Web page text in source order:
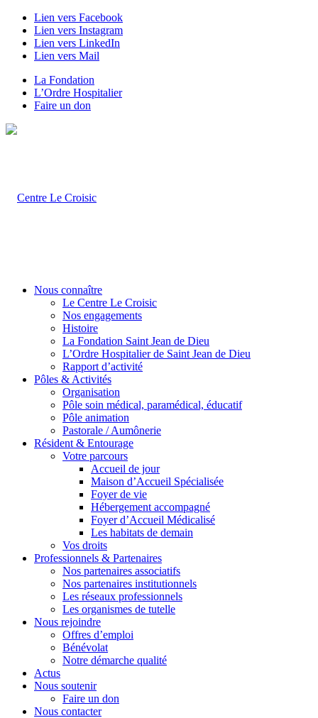
Lien vers Facebook
Lien vers Instagram
Lien vers LinkedIn
Lien vers Mail
La Fondation
L’Ordre Hospitalier
Faire un don
Nous connaître
Le Centre Le Croisic
Nos engagements
Histoire
La Fondation Saint Jean de Dieu
L’Ordre Hospitalier de Saint Jean de Dieu
Rapport d’activité
Pôles & Activités
Organisation
Pôle soin médical, paramédical, éducatif
Pôle animation
Pastorale / Aumônerie
Résident & Entourage
Votre parcours
Accueil de jour
Maison d’Accueil Spécialisée
Foyer de vie
Hébergement accompagné
Foyer d’Accueil Médicalisé
Les habitats de demain
Vos droits
Professionnels & Partenaires
Nos partenaires associatifs
Nos partenaires institutionnels
Les réseaux professionnels
Les organismes de tutelle
Nous rejoindre
Offres d’emploi
Bénévolat
Notre démarche qualité
Actus
Nous soutenir
Faire un don
Nous contacter